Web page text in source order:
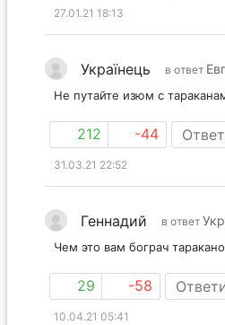
27.01.21 18:13
Українець в ответ
Не путайте изюм с
212 -44
31.03.21 22:52
Геннадий в ответ
Чем это вам бограч
29 -58
10.04.21 05:41